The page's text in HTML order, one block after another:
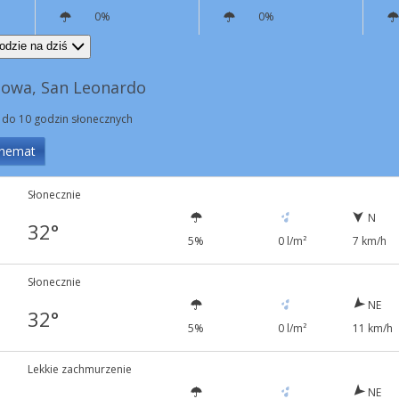
0% 0%
na dziś
San Leonardo
10 godzin słonecznych
Słonecznie
32° 5% 0 l/m²
N
7 km/h
Słonecznie
32° 5% 0 l/m²
NE
11 km/h
Lekkie zachmurzenie
NE